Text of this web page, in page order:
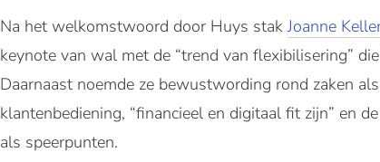
Na het welkomstwoord door Huys stakJoanne
keynote van wal met de “trend van flexibilisering”
Daarnaast noemde ze bewustwording rond zaken
klantenbediening, “financieel en digitaal fit zijn” en
als speerpunten.